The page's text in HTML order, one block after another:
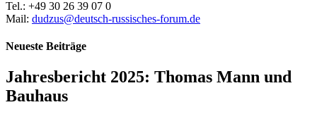
Tel.: +49 30 26 39 07 0
Mail: dudzus@deutsch-russisches-forum.de
Neueste Beiträge
Jahresbericht 2025: Thomas Mann und
Bauhaus